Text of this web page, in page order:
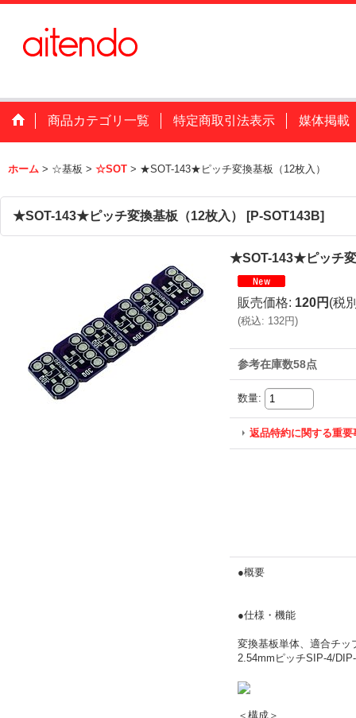
商品カテゴリ一覧 特定商取引法表示 媒体掲載
ホーム > ☆基板 > ☆SOT > ★SOT-143★ピッチ変換基板（12枚入）
★SOT-143★ピッチ変換基板（12枚入） [P-SOT143B]
★SOT-143★ピッチ
販売価格: 120円 (税
(税込: 132円)
参考在庫数58点
数量:
返品特約に関する重要
●概要
●仕様・機能
変換基板単体、適合チッ
2.54mmピッチSIP-4/
＜構成＞